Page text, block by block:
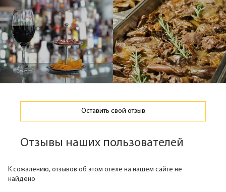
Оставить свой отзыв
Отзывы наших пользователей
К сожалению, отзывов об этом отеле на нашем сайте не
найдено